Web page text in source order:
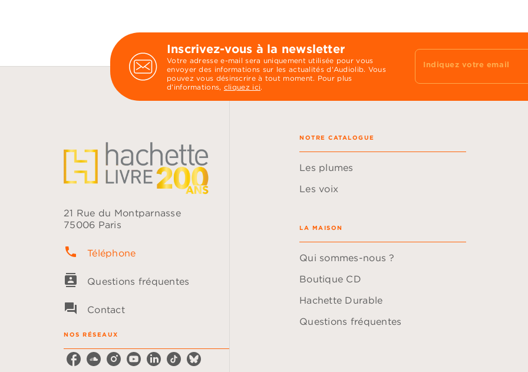
Inscrivez-vous à la newsletter
Votre adresse e-mail sera uniquement utilisée pour vous
envoyer des informations sur les actualités d'Audiolib. Vous
pouvez vous désinscrire à tout moment. Pour plus
d’informations, cliquez ici.
Indiquez votre email
21 Rue du Montparnasse
75006 Paris
phone Téléphone
contacts Questions fréquentes
question_answer Contact
NOS RÉSEAUX
NOTRE CATALOGUE
Les plumes
Les voix
LA MAISON
Qui sommes-nous ?
Boutique CD
Hachette Durable
Questions fréquentes